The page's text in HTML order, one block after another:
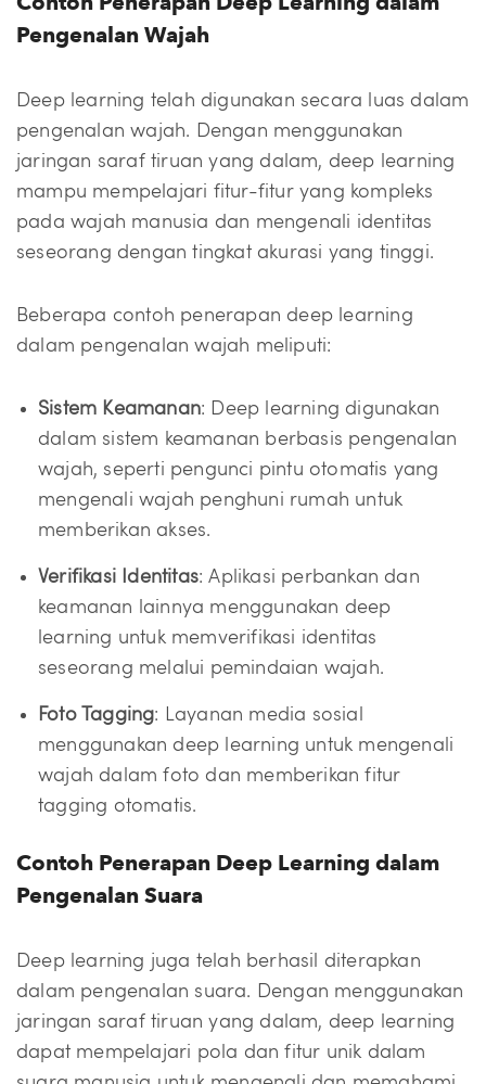
Contoh Penerapan Deep Learning dalam
Pengenalan Wajah
Deep learning telah digunakan secara luas dalam
pengenalan wajah. Dengan menggunakan
jaringan saraf tiruan yang dalam, deep learning
mampu mempelajari fitur-fitur yang kompleks
pada wajah manusia dan mengenali identitas
seseorang dengan tingkat akurasi yang tinggi.
Beberapa contoh penerapan deep learning
dalam pengenalan wajah meliputi:
Sistem Keamanan: Deep learning digunakan
dalam sistem keamanan berbasis pengenalan
wajah, seperti pengunci pintu otomatis yang
mengenali wajah penghuni rumah untuk
memberikan akses.
Verifikasi Identitas: Aplikasi perbankan dan
keamanan lainnya menggunakan deep
learning untuk memverifikasi identitas
seseorang melalui pemindaian wajah.
Foto Tagging: Layanan media sosial
menggunakan deep learning untuk mengenali
wajah dalam foto dan memberikan fitur
tagging otomatis.
Contoh Penerapan Deep Learning dalam
Pengenalan Suara
Deep learning juga telah berhasil diterapkan
dalam pengenalan suara. Dengan menggunakan
jaringan saraf tiruan yang dalam, deep learning
dapat mempelajari pola dan fitur unik dalam